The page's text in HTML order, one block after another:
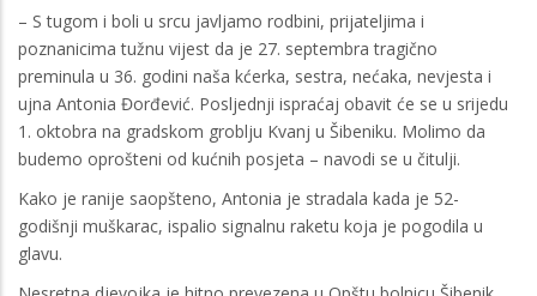
– S tugom i boli u srcu javljamo rodbini, prijateljima i
poznanicima tužnu vijest da je 27. septembra tragično
preminula u 36. godini naša kćerka, sestra, nećaka, nevjesta i
ujna Antonia Đorđević. Posljednji ispraćaj obavit će se u srijedu
1. oktobra na gradskom groblju Kvanj u Šibeniku. Molimo da
budemo oprošteni od kućnih posjeta – navodi se u čitulji.
Kako je ranije saopšteno, Antonia je stradala kada je 52-
godišnji muškarac, ispalio signalnu raketu koja je pogodila u
glavu.